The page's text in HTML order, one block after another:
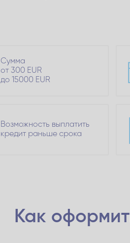
Сумма
от 300 EUR
до 15000 EUR
Возможность выплатить
кредит раньше срока
Как